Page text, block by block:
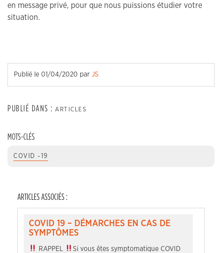
en message privé, pour que nous puissions étudier votre
situation.
Publié le 01/04/2020 par JS
PUBLIÉ DANS : ARTICLES
MOTS-CLÉS
COVID -19
ARTICLES ASSOCIÉS :
COVID 19 – DÉMARCHES EN CAS DE
SYMPTÔMES
RAPPEL
Si vous êtes symptomatique COVID